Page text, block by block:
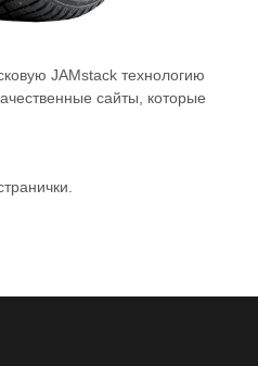
JAMstack технологию
сайты, которые